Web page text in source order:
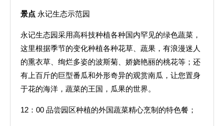
景点 永记生态示范园
永记生态园采用高科技种植各种国内罕见的绿色蔬菜，
这里根据季节的变化种植各种花草、蔬果，有浪漫迷人
的熏衣草、绚烂多姿的波斯菊、娇娆艳丽的桃花等；还
有上百斤的巨型番瓜和外形奇异的观赏南瓜，让您置身
于花的海洋，蔬菜的王国，瓜果的世界。
12：00 品尝园区种植的外国蔬菜精心烹制的特色餐；